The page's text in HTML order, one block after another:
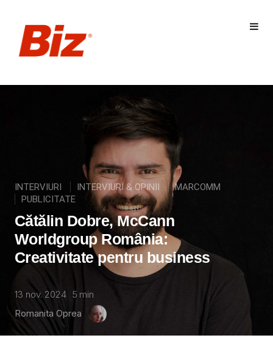
INTERVIURI INTERVIURI & OPINII
MARCOMM
PUBLICITATE
Cătălin Dobre, McCann
Worldgroup România:
Creativitate pentru business
13 nov. 2024 5 min
Romanita Oprea